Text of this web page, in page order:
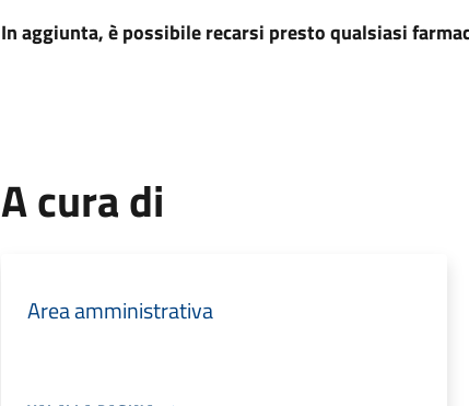
In aggiunta, è possibile recarsi presto qualsiasi
A cura di
Area amministrativa